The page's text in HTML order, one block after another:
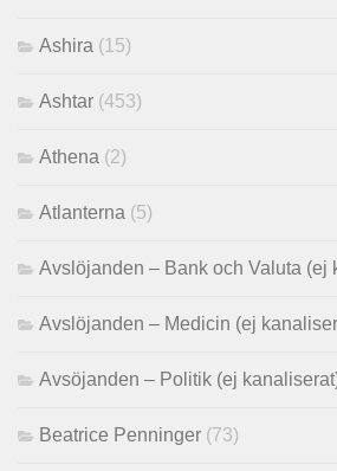
Ashira (15)
Ashtar (453)
Athena (2)
Atlanterna (5)
Avslöjanden – Bank och Valuta (ej
Avslöjanden – Medicin (ej
Avsöjanden – Politik (ej
Beatrice Penninger (73)